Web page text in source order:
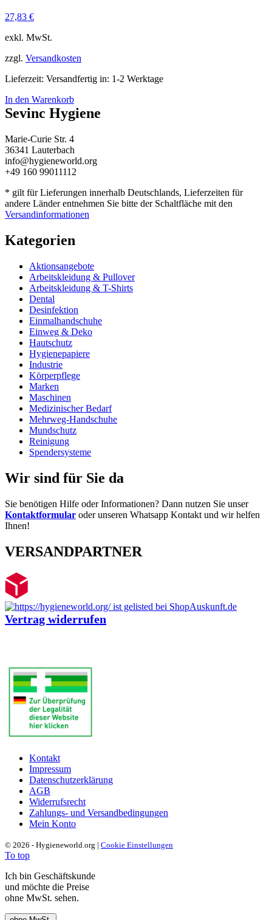
27,83 €
exkl. MwSt.
zzgl. Versandkosten
Lieferzeit: Versandfertig in: 1-2 Werktage
In den Warenkorb
Sevinc Hygiene
Marie-Curie Str. 4
36341 Lauterbach
info@hygieneworld.org
+49 160 99011112
* gilt für Lieferungen innerhalb Deutschlands, Lieferzeiten für
andere Länder entnehmen Sie bitte der Schaltfläche mit den
Versandinformationen
Kategorien
Aktionsangebote
Arbeitskleidung & Pullover
Arbeitskleidung & T-Shirts
Dental
Desinfektion
Einmalhandschuhe
Einweg & Deko
Hautschutz
Hygienepapiere
Industrie
Körperpflege
Marken
Maschinen
Medizinischer Bedarf
Mehrweg-Handschuhe
Mundschutz
Reinigung
Spendersysteme
Wir sind für Sie da
Sie benötigen Hilfe oder Informationen? Dann nutzen Sie unser
Kontaktformular oder unseren Whatsapp Kontakt und wir helfen
Ihnen!
VERSANDPARTNER
Vertrag widerrufen
Kontakt
Impressum
Datenschutzerklärung
AGB
Widerrufsrecht
Zahlungs- und Versandbedingungen
Mein Konto
© 2026 - Hygieneworld.org | Cookie Einstellungen
To top
Ich bin Geschäftskunde
und möchte die Preise
ohne MwSt. sehen.